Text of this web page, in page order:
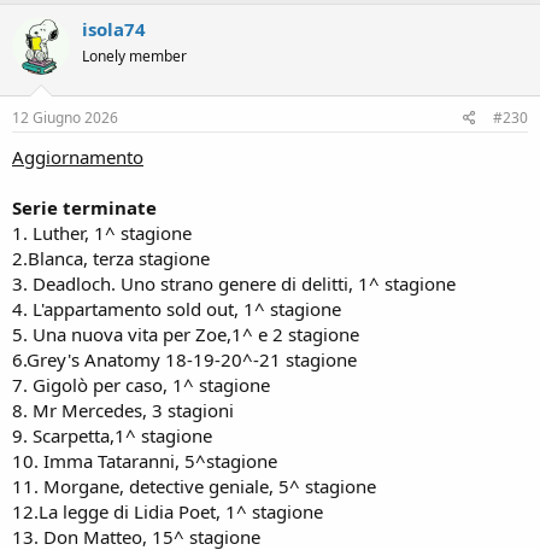
isola74
Lonely member
12 Giugno 2026 #230
Aggiornamento
Serie terminate
1. Luther, 1^ stagione
2.Blanca, terza stagione
3. Deadloch. Uno strano genere di delitti, 1^ stagione
4. L'appartamento sold out, 1^ stagione
5. Una nuova vita per Zoe,1^ e 2 stagione
6.Grey's Anatomy 18-19-20^-21 stagione
7. Gigolò per caso, 1^ stagione
8. Mr Mercedes, 3 stagioni
9. Scarpetta,1^ stagione
10. Imma Tataranni, 5^stagione
11. Morgane, detective geniale, 5^ stagione
12.La legge di Lidia Poet, 1^ stagione
13. Don Matteo, 15^ stagione